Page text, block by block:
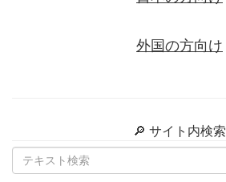
外国の方向け
🔎 サイト内検索